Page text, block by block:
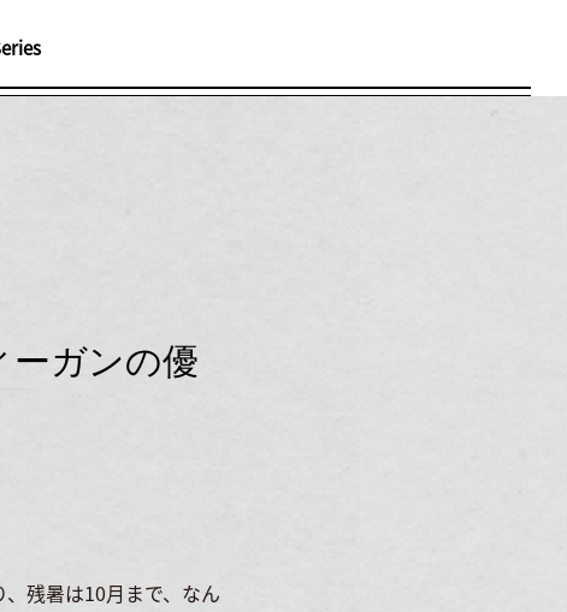
ーガンの優
残暑は10月まで、なん